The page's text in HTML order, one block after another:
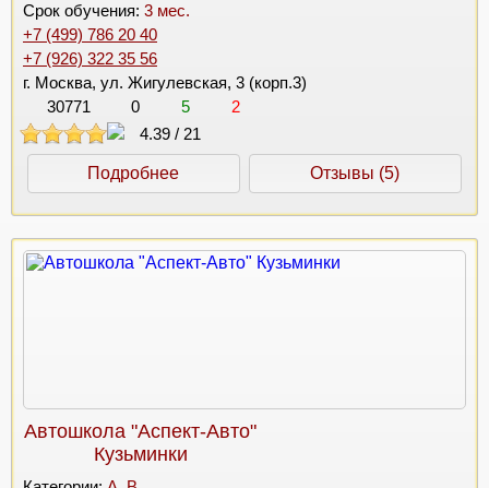
Срок обучения: 3 мес.
+7 (499) 786 20 40
+7 (926) 322 35 56
г. Москва, ул. Жигулевская, 3 (корп.3)
30771
0 5
2
4.39 / 21
Подробнее Отзывы (5)
Автошкола "Аспект-Авто"
Кузьминки